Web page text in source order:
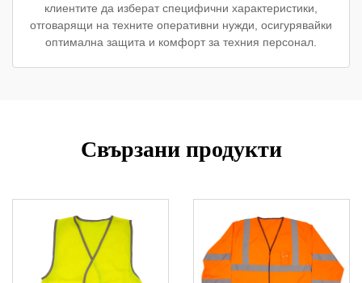
клиентите да изберат специфични характеристики,
отговарящи на техните оперативни нужди, осигурявайки
оптимална защита и комфорт за техния персонал.
Свързани продукти